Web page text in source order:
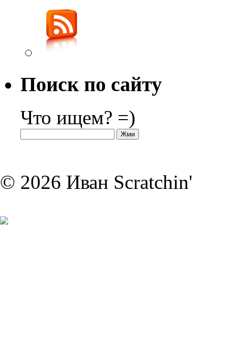
Поиск по сайту
Что ищем? =)
© 2026 Иван Scratchin'